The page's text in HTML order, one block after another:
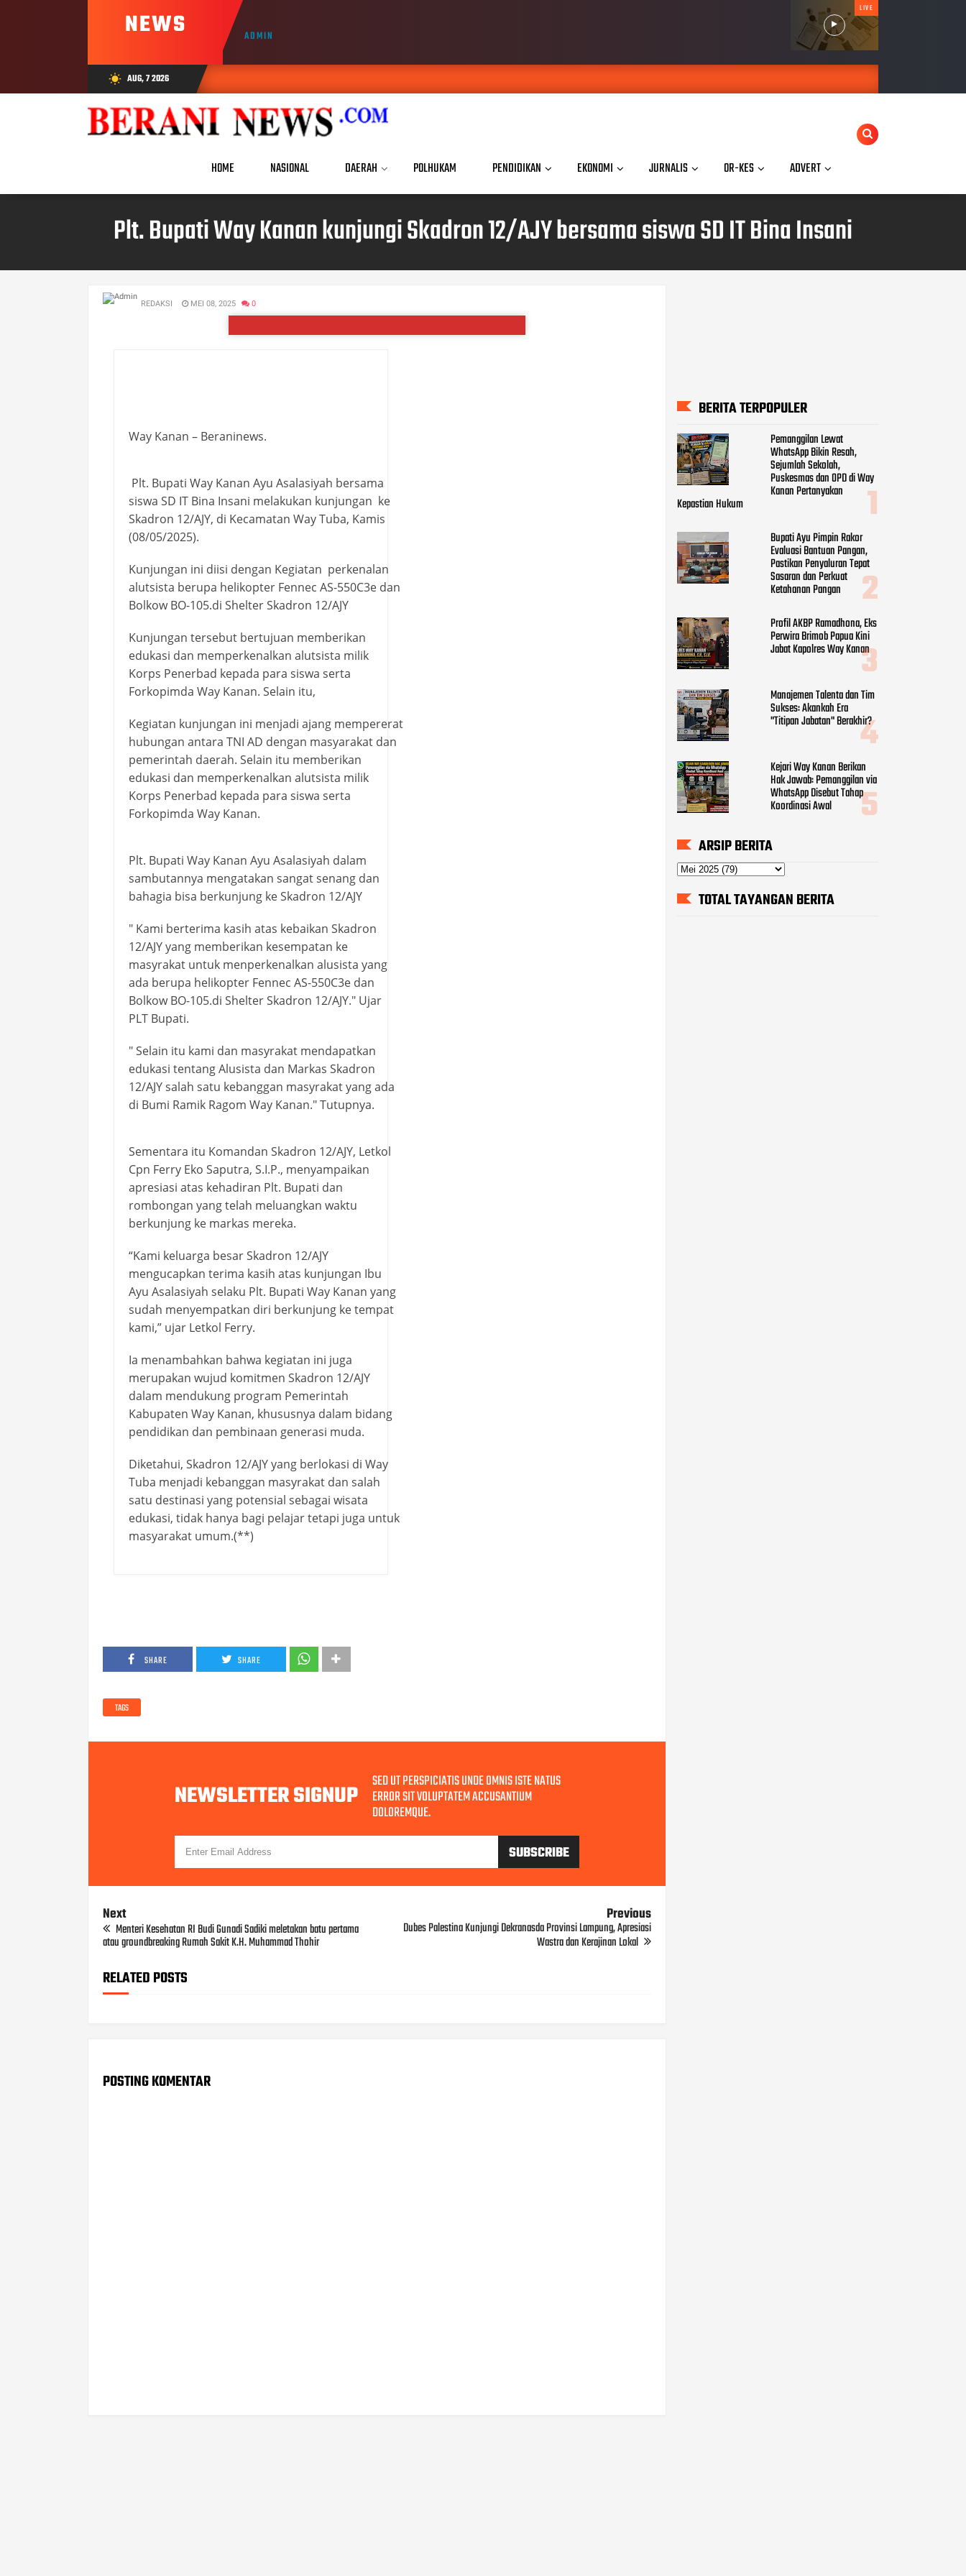
NEWS ADMIN
LIVE
wb_sunny AUG, 7 2026
HOME NASIONAL DAERAH POLHUKAM PENDIDIKAN EKONOMI JURNALIS OR-KES ADVERT
Plt. Bupati Way Kanan kunjungi Skadron 12/AJY bersama siswa SD IT Bina Insani
REDAKSI MEI 08, 2025 0
Way Kanan – Beraninews.
Plt. Bupati Way Kanan Ayu Asalasiyah bersama
siswa SD IT Bina Insani melakukan kunjungan ke
Skadron 12/AJY, di Kecamatan Way Tuba, Kamis
(08/05/2025).
Kunjungan ini diisi dengan Kegiatan perkenalan
alutsista berupa helikopter Fennec AS-550C3e dan
Bolkow BO-105.di Shelter Skadron 12/AJY
Kunjungan tersebut bertujuan memberikan
edukasi dan memperkenalkan alutsista milik
Korps Penerbad kepada para siswa serta
Forkopimda Way Kanan. Selain itu,
Kegiatan kunjungan ini menjadi ajang mempererat
hubungan antara TNI AD dengan masyarakat dan
pemerintah daerah. Selain itu memberikan
edukasi dan memperkenalkan alutsista milik
Korps Penerbad kepada para siswa serta
Forkopimda Way Kanan.
Plt. Bupati Way Kanan Ayu Asalasiyah dalam
sambutannya mengatakan sangat senang dan
bahagia bisa berkunjung ke Skadron 12/AJY
" Kami berterima kasih atas kebaikan Skadron
12/AJY yang memberikan kesempatan ke
masyrakat untuk menperkenalkan alusista yang
ada berupa helikopter Fennec AS-550C3e dan
Bolkow BO-105.di Shelter Skadron 12/AJY." Ujar
PLT Bupati.
" Selain itu kami dan masyrakat mendapatkan
edukasi tentang Alusista dan Markas Skadron
12/AJY salah satu kebanggan masyrakat yang ada
di Bumi Ramik Ragom Way Kanan." Tutupnya.
Sementara itu Komandan Skadron 12/AJY, Letkol
Cpn Ferry Eko Saputra, S.I.P., menyampaikan
apresiasi atas kehadiran Plt. Bupati dan
rombongan yang telah meluangkan waktu
berkunjung ke markas mereka.
“Kami keluarga besar Skadron 12/AJY
mengucapkan terima kasih atas kunjungan Ibu
Ayu Asalasiyah selaku Plt. Bupati Way Kanan yang
sudah menyempatkan diri berkunjung ke tempat
kami,” ujar Letkol Ferry.
Ia menambahkan bahwa kegiatan ini juga
merupakan wujud komitmen Skadron 12/AJY
dalam mendukung program Pemerintah
Kabupaten Way Kanan, khususnya dalam bidang
pendidikan dan pembinaan generasi muda.
Diketahui, Skadron 12/AJY yang berlokasi di Way
Tuba menjadi kebanggan masyrakat dan salah
satu destinasi yang potensial sebagai wisata
edukasi, tidak hanya bagi pelajar tetapi juga untuk
masyarakat umum.(**)
SHARE SHARE
TAGS
NEWSLETTER SIGNUP SED UT PERSPICIATIS UNDE OMNIS ISTE NATUS
ERROR SIT VOLUPTATEM ACCUSANTIUM
DOLOREMQUE.
Next
Menteri Kesehatan RI Budi Gunadi Sadiki meletakan batu pertama
atau groundbreaking Rumah Sakit K.H. Muhammad Thohir
Previous
Dubes Palestina Kunjungi Dekranasda Provinsi Lampung, Apresiasi
Wastra dan Kerajinan Lokal
RELATED POSTS
POSTING KOMENTAR
BERITA TERPOPULER
Pemanggilan Lewat
WhatsApp Bikin Resah,
Sejumlah Sekolah,
Puskesmas dan OPD di Way
Kanan Pertanyakan
Kepastian Hukum
Bupati Ayu Pimpin Rakor
Evaluasi Bantuan Pangan,
Pastikan Penyaluran Tepat
Sasaran dan Perkuat
Ketahanan Pangan
Profil AKBP Ramadhona, Eks
Perwira Brimob Papua Kini
Jabat Kapolres Way Kanan
Manajemen Talenta dan Tim
Sukses: Akankah Era
"Titipan Jabatan" Berakhir?
Kejari Way Kanan Berikan
Hak Jawab: Pemanggilan via
WhatsApp Disebut Tahap
Koordinasi Awal
ARSIP BERITA
TOTAL TAYANGAN BERITA